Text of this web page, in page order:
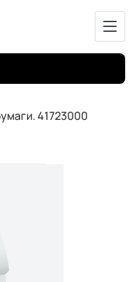
41723000